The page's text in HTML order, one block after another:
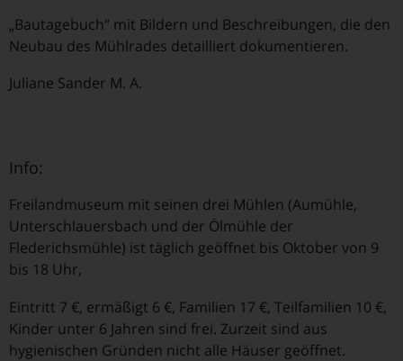
„Bautagebuch“ mit Bildern und Beschreibungen, die den
Neubau des Mühlrades detailliert dokumentieren.
Juliane Sander M. A.
Info:
Freilandmuseum mit seinen drei Mühlen (Aumühle,
Unterschlauersbach und der Ölmühle der
Flederichsmühle) ist täglich geöffnet bis Oktober von 9
bis 18 Uhr,
Eintritt 7 €, ermäßigt 6 €, Familien 17 €, Teilfamilien 10 €,
Kinder unter 6 Jahren sind frei. Zurzeit sind aus
hygienischen Gründen nicht alle Häuser geöffnet.